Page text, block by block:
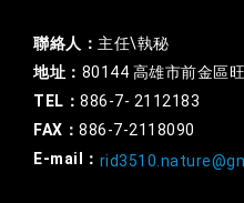
聯絡人： 主任\執秘
地址： 80144 高雄市前金區
TEL： 886-7- 2112183
FAX： 886-7-2118090
E-mail：